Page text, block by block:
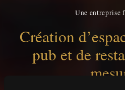
Une entreprise
Création
pub et de